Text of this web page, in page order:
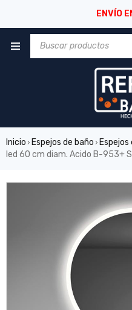
ENVÍO
Inicio › Espejos de baño ›
led 60 cm diam. Acido B-953+